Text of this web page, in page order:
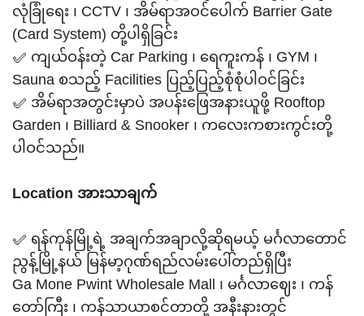
လုံခြုံရေး ၊ CCTV ၊ အိမ်ရာအဝင်ပေါက် Barrier Gate
(Card System) တို့ပါရှိခြင်း
✅ ကျယ်ဝန်းတဲ့ Car Parking ၊ ရေကူးကန် ၊ GYM ၊
Sauna စသည့် Facilities ပြည့်ပြည့်စုံစုံပါဝင်ခြင်း
✅ အိမ်ရာအတွင်းမှာပဲ အပန်းဖြေအနားယူဖို့ Rooftop
Garden ၊ Billiard & Snooker ၊ ကလေးကစားကွင်းတို့
ပါဝင်သည်။
Location အားသာချက်
✅ ရန်ကုန်မြို့ရဲ့ အချက်အချာလို့ဆိုရမယ့် မင်္ဂလာတောင်
ညွန့်မြို့နယ် မြန်မာ့ဂုဏ်ရည်လမ်းပေါ်တည်ရှိပြီး
Ga Mone Pwint Wholesale Mall ၊ မင်္ဂလာဈေး ၊ ကန်
တော်ကြီး ၊ ကန်သာယာစင်တာတို့ အနီးနားတွင်